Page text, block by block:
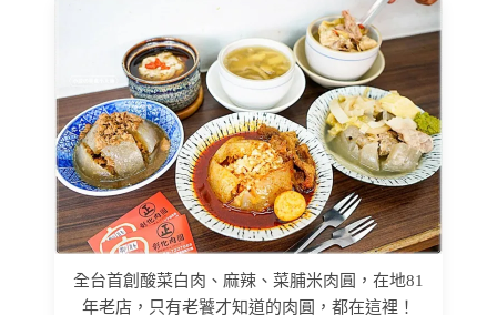
全台首創酸菜白肉、麻辣、菜脯米肉圓，在地81
年老店，只有老饕才知道的肉圓，都在這裡！